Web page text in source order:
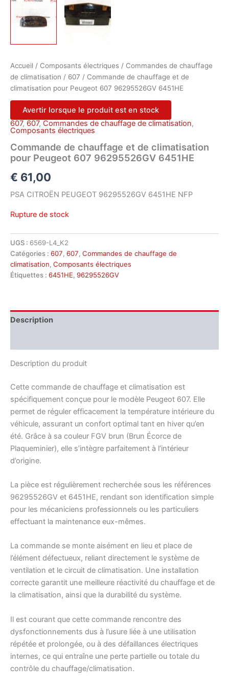
Accueil / Composants électriques / Commandes de chauffage
de climatisation / 607 / Commande de chauffage et de
climatisation pour Peugeot 607 96295526GV 6451HE
Avertir lorsque le produit est en stock
607, 607, Commandes de chauffage de climatisation,
Composants électriques
Commande de chauffage et de climatisation
pour Peugeot 607 96295526GV 6451HE
€ 61,00
PSA CITROËN PEUGEOT 96295526GV 6451HE NFP
Rupture de stock
UGS : 6569-L4_K2
Catégories : 607, 607, Commandes de chauffage de
climatisation, Composants électriques
Étiquettes : 6451HE, 96295526GV
Description
Description du produit
Cette commande de chauffage et climatisation est
spécifiquement conçue pour le modèle Peugeot 607. Elle
permet de réguler efficacement la température intérieure du
véhicule, assurant un confort optimal tant en hiver qu’en
été. Grâce à sa couleur FGV brun (Brun Écorce de
Plaqueminier), elle s’intègre parfaitement à l’intérieur
d’origine.
La pièce est régulièrement recherchée sous les références
96295526GV et 6451HE, rendant son identification simple
pour les mécaniciens professionnels ou les particuliers
effectuant la maintenance eux-mêmes.
La commande se monte aisément en lieu et place de
l’élément défectueux, reliant directement le système de
ventilation et le circuit de climatisation. Une installation
correcte garantit une meilleure réactivité du chauffage et de
la climatisation, ainsi que la durabilité du système.
Il est courant que cette commande rencontre des
dysfonctionnements dus à l’usure liée à une utilisation
répétée et prolongée, ou à des défaillances électriques
internes, ce qui entraîne une perte partielle ou totale du
contrôle du chauffage/climatisation.